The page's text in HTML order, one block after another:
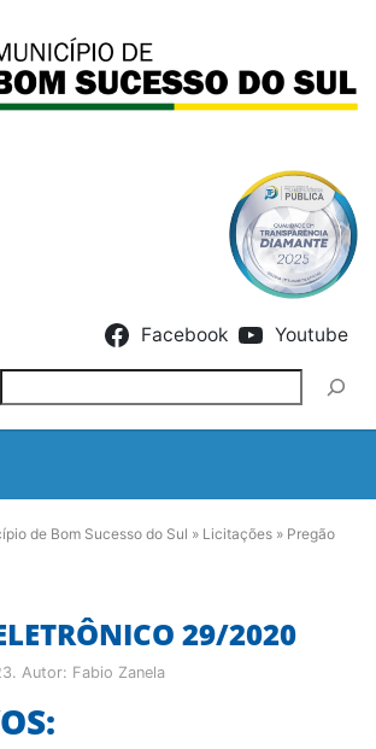
Ferramentas
Facebook Youtube
de Bom Sucesso do Sul » Licitações » Pregão
29/2020
. Autor: Fabio Zanela